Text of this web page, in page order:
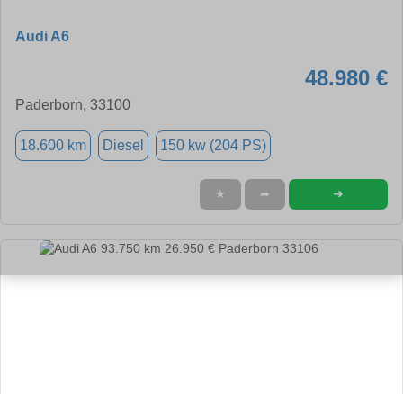
Audi A6
48.980 €
Paderborn, 33100
18.600 km Diesel 150 kw (204 PS)
★ ➦ ➜